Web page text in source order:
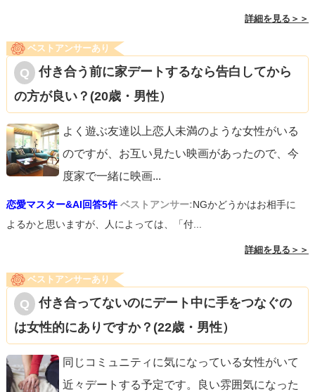
詳細を見る＞＞
ベストアンサーあり
付き合う前に家デートするなら告白してから
の方が良い？(20歳・男性）
よく遊ぶ友達以上恋人未満のような女性がいる
のですが、お互い見たい映画があったので、今
度家で一緒に映画...
恋愛マスター&AI回答5件 ベストアンサー:NGかどうかはお相手に
よるかと思いますが、人によっては、「付...
詳細を見る＞＞
ベストアンサーあり
付き合ってないのにデート中に手をつなぐの
は女性的にありですか？(22歳・男性）
同じコミュニティに気になっている女性がいて
近々デートする予定です。良い雰囲気になった